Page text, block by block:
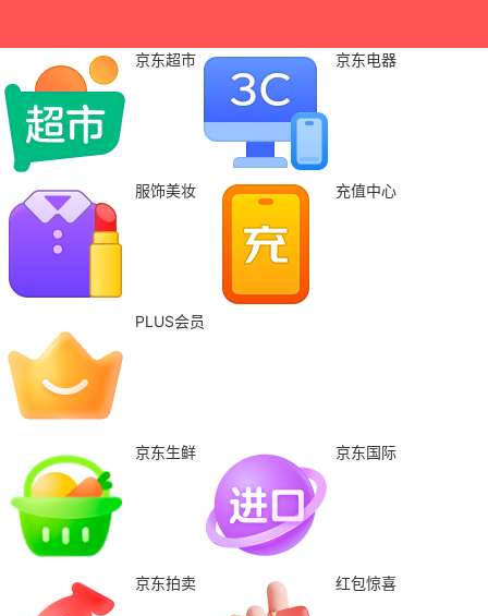
京东超市 京东电器
服饰美妆 充值中心
PLUS会员
京东生鲜 京东国际
京东拍卖 红包惊喜